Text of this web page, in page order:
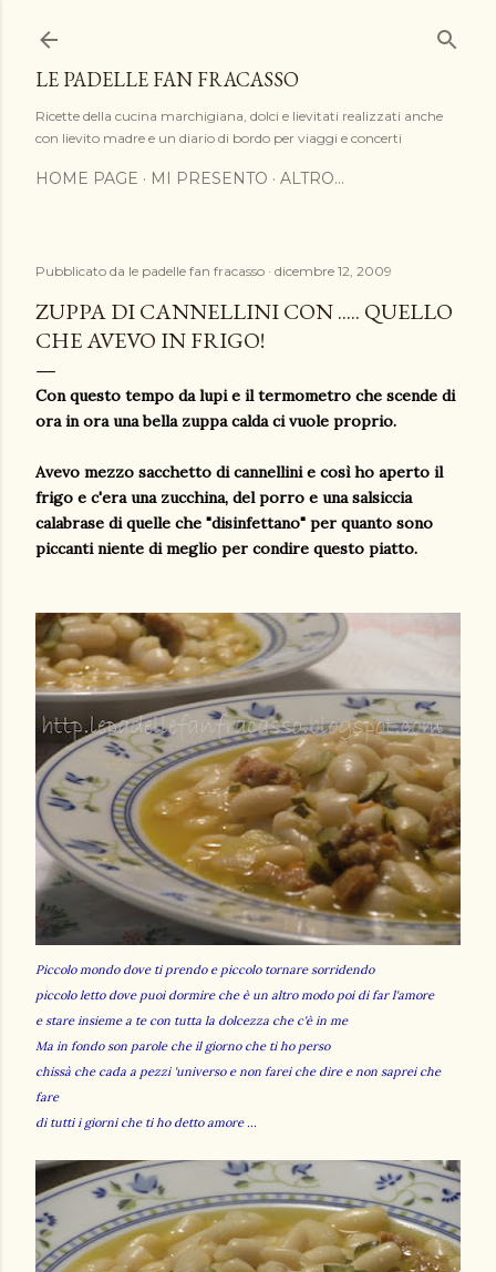
LE PADELLE FAN FRACASSO
Ricette della cucina marchigiana, dolci e lievitati realizzati anche
con lievito madre e un diario di bordo per viaggi e concerti
HOME PAGE MI PRESENTO ALTRO…
Pubblicato da le padelle fan fracasso dicembre 12, 2009
ZUPPA DI CANNELLINI CON ..... QUELLO
CHE AVEVO IN FRIGO!
Con questo tempo da lupi e il termometro che scende di
ora in ora una bella zuppa calda ci vuole proprio.
Avevo mezzo sacchetto di cannellini e così ho aperto il
frigo e c'era una zucchina, del porro e una salsiccia
calabrase di quelle che "disinfettano" per quanto sono
piccanti niente di meglio per condire questo piatto.
Piccolo mondo dove ti prendo e piccolo tornare sorridendo
piccolo letto dove puoi dormire che è un altro modo poi di far l'amore
e stare insieme a te con tutta la dolcezza che c'è in me
Ma in fondo son parole che il giorno che ti ho perso
chissà che cada a pezzi 'universo e non farei che dire e non saprei che
fare
di tutti i giorni che ti ho detto amore ...